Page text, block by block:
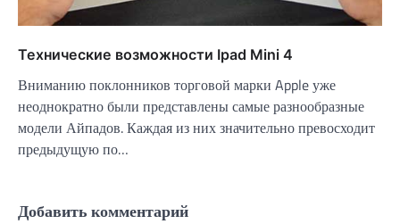
Технические возможности Ipad Mini 4
Вниманию поклонников торговой марки Apple уже
неоднократно были представлены самые разнообразные
модели Айпадов. Каждая из них значительно превосходит
предыдущую по…
Добавить комментарий